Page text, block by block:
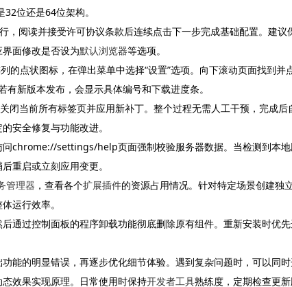
位还是64位架构。
，阅读并接受许可协议条款后连续点击下一步完成基础配置。建议
面修改是否设为默认浏览器等选项。
点状图标，在弹出菜单中选择“设置”选项。向下滚动页面找到并
新版本发布，会显示具体编号和下载进度条。
闭当前所有标签页并应用新补丁。整个过程无需人工干预，完成后
安全修复与功能改进。
chrome://settings/help页面强制校验服务器数据。当检测到本
重启或立刻应用变更。
管理器 ，查看各个扩展插件的资源占用情况。针对特定场景创建独
运行效率。
通过控制面板的程序卸载功能彻底删除原有组件。重新安装时优
能的明显错误，再逐步优化细节体验。遇到复杂问题时，可以同
效果实现原理。日常使用时保持开发者工具熟练度，定期检查更